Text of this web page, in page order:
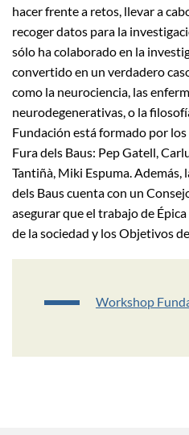
hacer frente a retos, llevar a
recoger datos para la
sólo ha colaborado en la
convertido en un verdadero
como la neurociencia, las
neurodegenerativas, o la
Fundación está formado por
Fura dels Baus: Pep Gatell,
Tantiñà, Miki Espuma. Además,
dels Baus cuenta con un
asegurar que el trabajo de
de la sociedad y los Objetivos
Workshop